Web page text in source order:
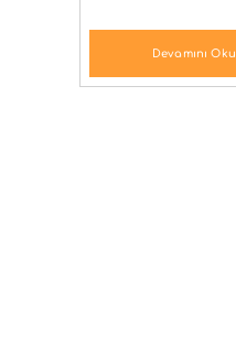
Devamını Oku